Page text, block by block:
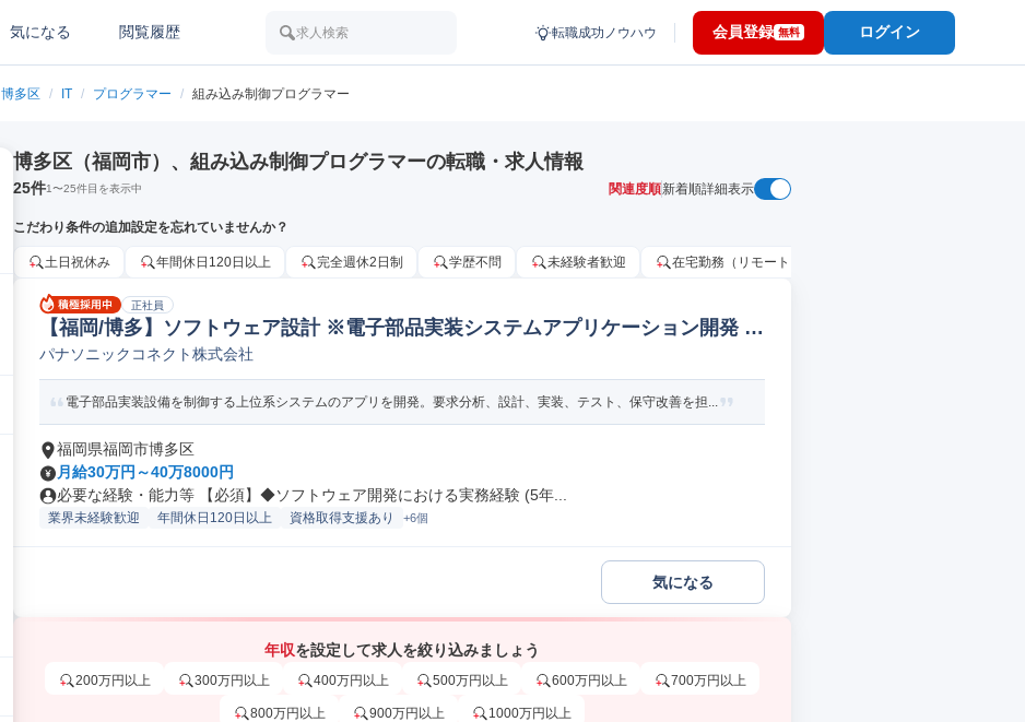
気になる 閲覧履歴 求人検索 転職成功ノウハウ 会員登録 無料 ログイン
博多区 / IT / プログラマー / 組み込み制御プログラマー
博多区（福岡市）、組み込み制御プログラマーの転職・求人情報
25件1〜25件目を表示中 関連度順新着順詳細表示
こだわり条件の追加設定を忘れていませんか？
土日祝休み 年間休日120日以上 完全週休2日制 学歴不問 未経験者歓迎 在宅勤務（リモートワーク）OK
正社員
【福岡/博多】ソフトウェア設計 ※電子部品実装システムアプリケーション開発 w
eb/オープンSE
パナソニックコネクト株式会社
電子部品実装設備を制御する上位系システムのアプリを開発。要求分析、設計、実装、テスト、保守改善を担...
福岡県福岡市博多区
月給30万円～40万8000円
必要な経験・能力等 【必須】◆ソフトウェア開発における実務経験 (5年...
業界未経験歓迎 年間休日120日以上 資格取得支援あり +6個
気になる
年収を設定して求人を絞り込みましょう
200万円以上 300万円以上 400万円以上 500万円以上 600万円以上 700万円以上
800万円以上 900万円以上 1000万円以上